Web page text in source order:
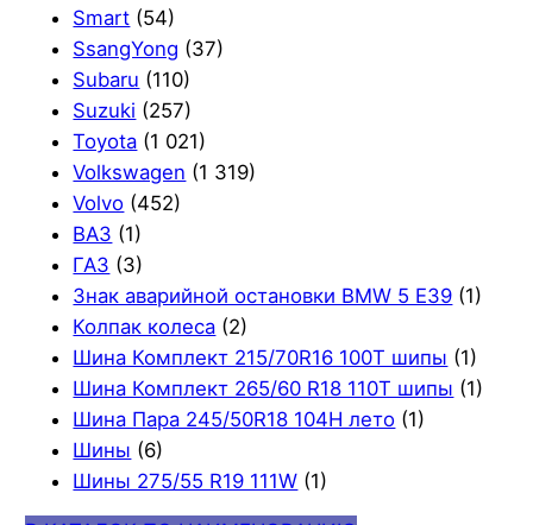
Smart (54)
SsangYong (37)
Subaru (110)
Suzuki (257)
Toyota (1 021)
Volkswagen (1 319)
Volvo (452)
ВАЗ (1)
ГАЗ (3)
Знак аварийной остановки BMW 5 E39 (1)
Колпак колеса (2)
Шина Комплект 215/70R16 100T шипы (1)
Шина Комплект 265/60 R18 110T шипы (1)
Шина Пара 245/50R18 104H лето (1)
Шины (6)
Шины 275/55 R19 111W (1)